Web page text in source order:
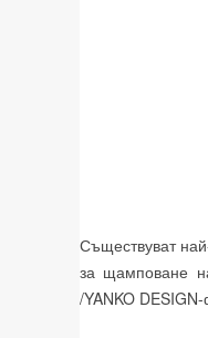
Съществуват
за щамповане
/YANKO